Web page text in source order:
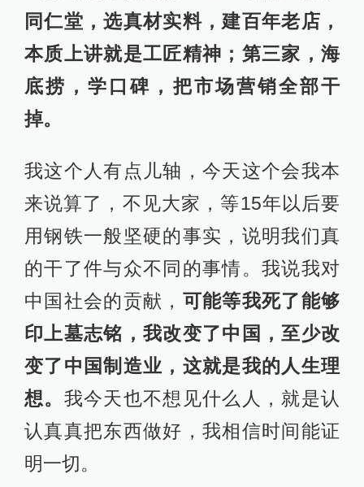
同仁堂，选真材实料，建百年老店，
本质上讲就是工匠精神；第三家，海
底捞，学口碑，把市场营销全部干
掉。
我这个人有点儿轴，今天这个会我本
来说算了，不见大家，等15年以后要
用钢铁一般坚硬的事实，说明我们真
的干了件与众不同的事情。我说我对
中国社会的贡献， 可能等我死了能够
印上墓志铭，我改变了中国，至少改
变了中国制造业，这就是我的人生理
想。 我今天也不想见什么人，就是认
认真真把东西做好，我相信时间能证
明一切。